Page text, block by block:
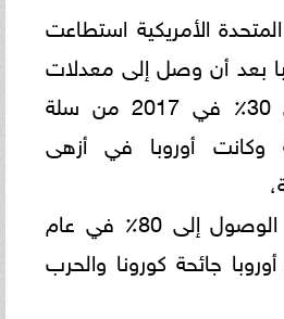
الأمريكية استطاعت
بعد أن وصل إلى معدلات
الاحتياطي العالمي 30٪؜ في 2017 من سلة
وكانت أوروبا في أزهى
وكان من المتوقع الوصول إلى 80٪؜ في عام
أوروبا جائحة كورونا والحرب